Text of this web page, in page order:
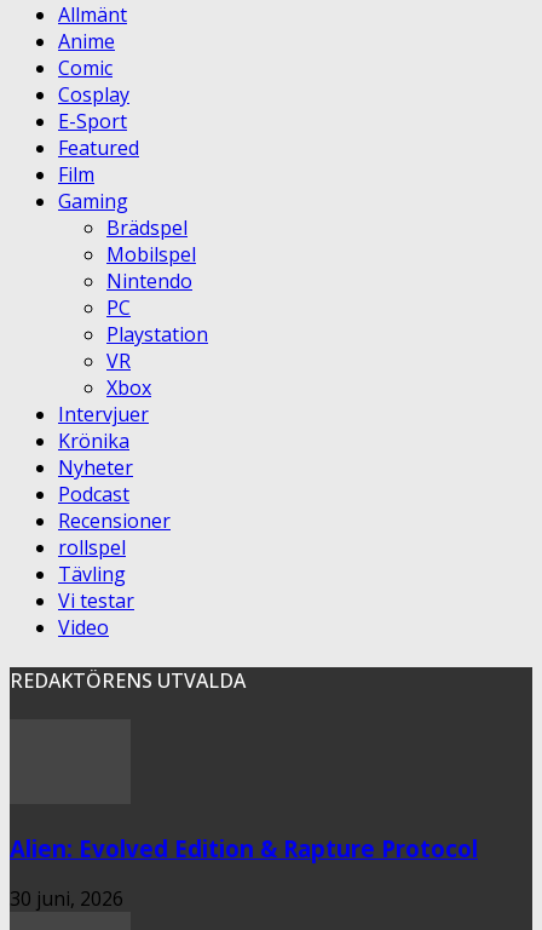
Allmänt
Anime
Comic
Cosplay
E-Sport
Featured
Film
Gaming
Brädspel
Mobilspel
Nintendo
PC
Playstation
VR
Xbox
Intervjuer
Krönika
Nyheter
Podcast
Recensioner
rollspel
Tävling
Vi testar
Video
REDAKTÖRENS UTVALDA
Alien: Evolved Edition & Rapture Protocol
30 juni, 2026